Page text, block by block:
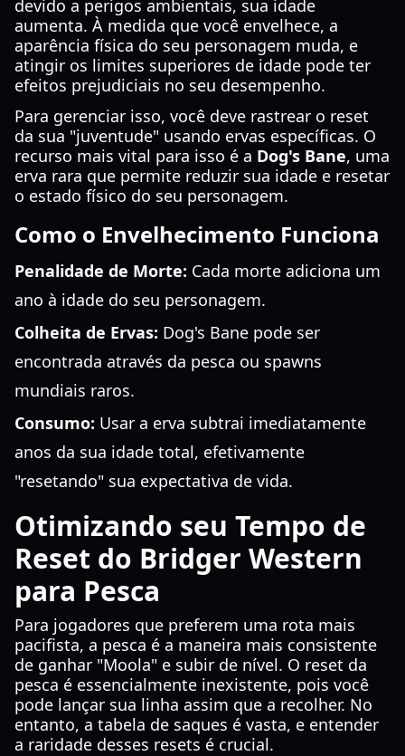
devido a perigos ambientais, sua idade
aumenta. À medida que você envelhece, a
aparência física do seu personagem muda, e
atingir os limites superiores de idade pode ter
efeitos prejudiciais no seu desempenho.
Para gerenciar isso, você deve rastrear o reset
da sua "juventude" usando ervas específicas. O
recurso mais vital para isso é a Dog's Bane, uma
erva rara que permite reduzir sua idade e resetar
o estado físico do seu personagem.
Como o Envelhecimento Funciona
Penalidade de Morte: Cada morte adiciona um
ano à idade do seu personagem.
Colheita de Ervas: Dog's Bane pode ser
encontrada através da pesca ou spawns
mundiais raros.
Consumo: Usar a erva subtrai imediatamente
anos da sua idade total, efetivamente
"resetando" sua expectativa de vida.
Otimizando seu Tempo de
Reset do Bridger Western
para Pesca
Para jogadores que preferem uma rota mais
pacifista, a pesca é a maneira mais consistente
de ganhar "Moola" e subir de nível. O reset da
pesca é essencialmente inexistente, pois você
pode lançar sua linha assim que a recolher. No
entanto, a tabela de saques é vasta, e entender
a raridade desses resets é crucial.